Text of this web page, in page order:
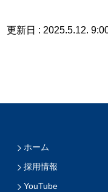
更新日 : 2025.5.12.
ホーム
採用情報
YouTube